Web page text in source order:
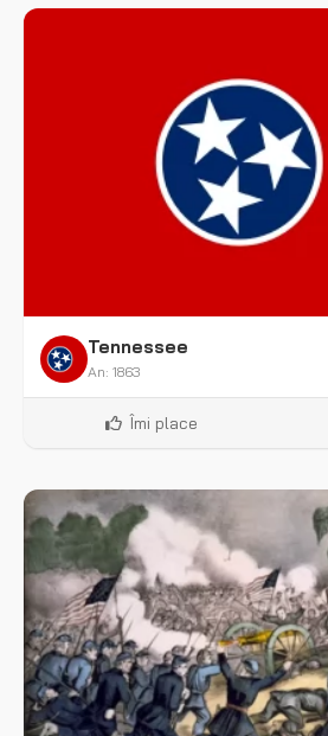
Tennessee
An: 1863
Îmi place